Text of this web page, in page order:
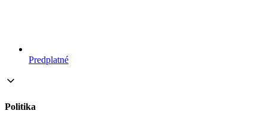
Predplatné
Politika